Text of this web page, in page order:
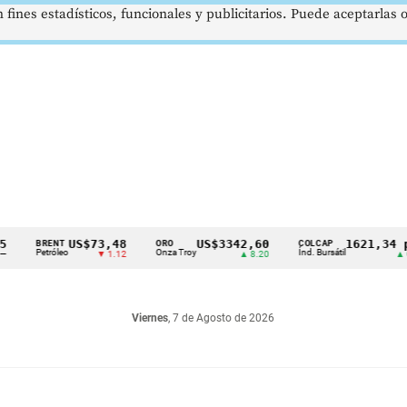
US$73,48
▼ 1.12
ORO
Onza Troy
US$3342,60
▲ 8.20
COLCAP
Índ. Bursátil
1621,34 pts
Viernes, 7 de Agosto de 2026
estadísticos, funcionales y publicitarios. Puede aceptarlas